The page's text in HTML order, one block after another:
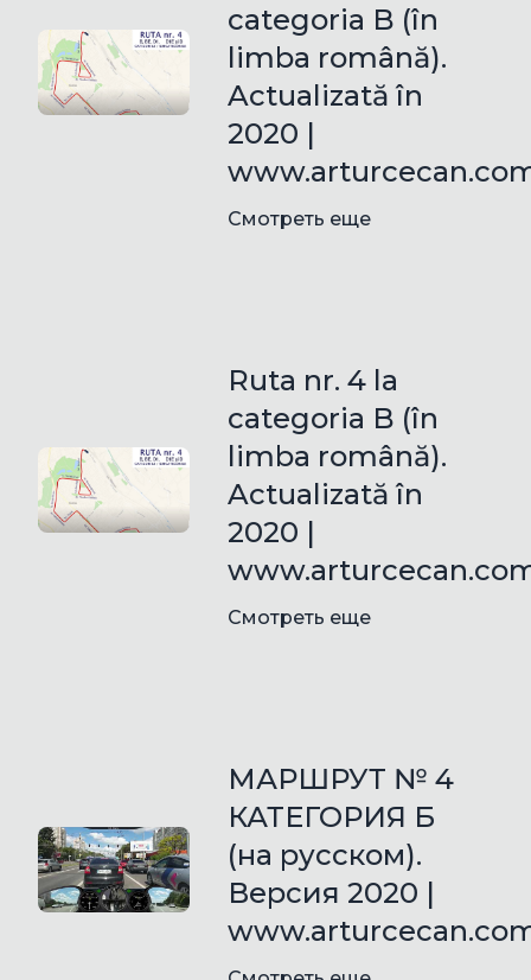
categoria B (în
limba română).
Actualizată în
2020 |
Смотреть еще
Ruta nr. 4 la
categoria B (în
limba română).
Actualizată în
2020 |
Смотреть еще
МАРШРУТ № 4
КАТЕГОРИЯ Б
(на русском).
Версия 2020 |